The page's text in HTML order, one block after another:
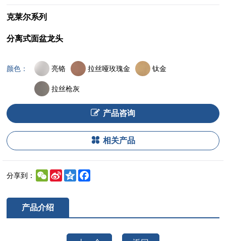
克莱尔系列
分离式面盆龙头
颜色： 亮铬 拉丝哑玫瑰金 钛金
拉丝枪灰
产品咨询
相关产品
分享到： WeChat
Sina
Weibo
Qzone
产品介绍